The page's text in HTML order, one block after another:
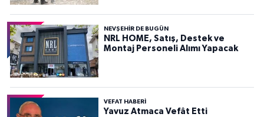
NEVŞEHIR DE BUGÜN
NRL HOME, Satış, Destek ve
Montaj Personeli Alımı Yapacak
VEFAT HABERI
Yavuz Atmaca Vefât Etti